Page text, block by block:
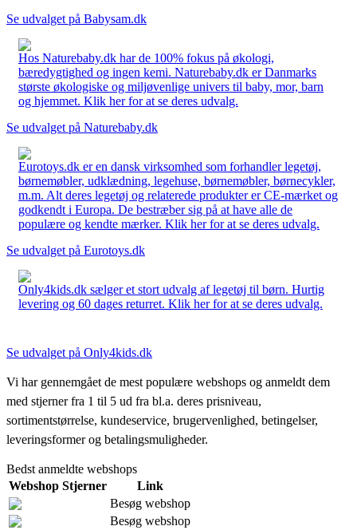
Se udvalget på Babysam.dk
Hos Naturebaby.dk har de 100% fokus på økologi,
bæredygtighed og ingen kemi. Naturebaby.dk er Danmarks
største økologiske og miljøvenlige univers til baby, mor, barn
og hjemmet. Klik her for at se deres udvalg.
Se udvalget på Naturebaby.dk
Eurotoys.dk er en dansk virksomhed som forhandler legetøj,
børnemøbler, udklædning, legehuse, børnemøbler, børnecykler,
m.m. Alt deres legetøj og relaterede produkter er CE-mærket og
godkendt i Europa. De bestræber sig på at have alle de
populære og kendte mærker. Klik her for at se deres udvalg.
Se udvalget på Eurotoys.dk
Only4kids.dk sælger et stort udvalg af legetøj til børn. Hurtig
levering og 60 dages returret. Klik her for at se deres udvalg.
Se udvalget på Only4kids.dk
Vi har gennemgået de mest populære webshops og anmeldt dem
med stjerner fra 1 til 5 ud fra bl.a. deres prisniveau,
sortimentstørrelse, kundeservice, brugervenlighed, betingelser,
leveringsformer og betalingsmuligheder.
Bedst anmeldte webshops
Webshop Stjerner
Link
Besøg webshop
Besøg webshop